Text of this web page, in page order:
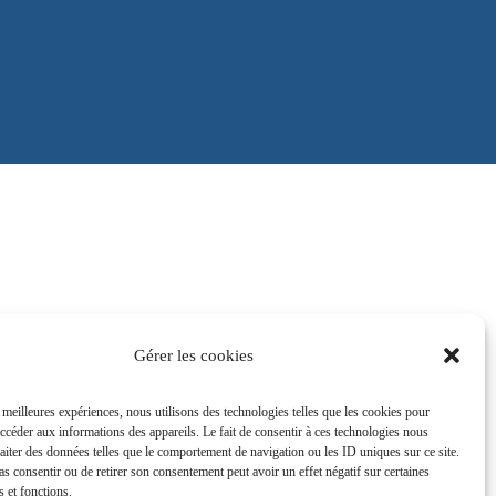
Gérer les cookies
expériences, nous utilisons des technologies telles que les cookies pour
aux informations des appareils. Le fait de consentir à ces technologies nous
des données telles que le comportement de navigation ou les ID uniques sur ce site.
consentir ou de retirer son consentement peut avoir un effet négatif sur certaines
et fonctions.